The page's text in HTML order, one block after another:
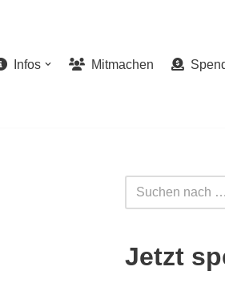
Infos Mitmachen
Jetzt